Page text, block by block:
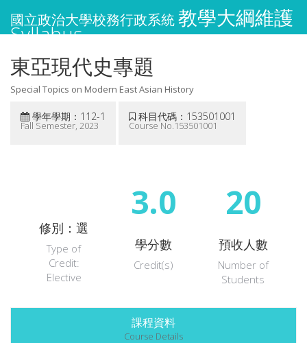
國立政治大學校務行政系統教學大綱維護
Syllabus
東亞現代史專題
Special Topics on Modern East Asian History
學年學期：112-1
Fall Semester, 2023
科目代碼：153501001
Course No.153501001
修別：選
Type of
Credit:
Elective
3.0
學分數
Credit(s)
20
預收人數
Number of
Students
課程資料
Course Details